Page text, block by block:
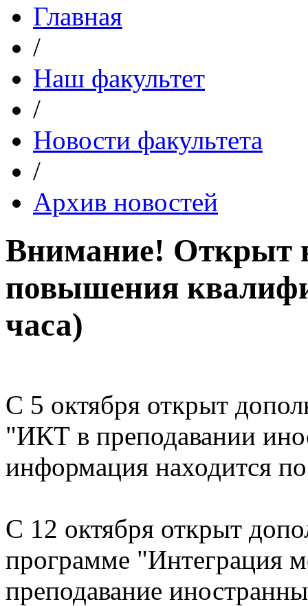
Главная
/
Наш факультет
/
Новости факультета
/
Архив новостей
Внимание! Открыт
повышения
часа)
С 5 октября открыт
"ИКТ в преподавании
информация находится
С 12 октября открыт
программе "Интеграция
преподавание